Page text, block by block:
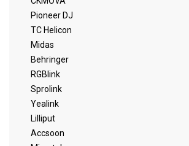
Pioneer DJ
TC Helicon
Midas
Behringer
RGBlink
Sprolink
Yealink
Lilliput
Accsoon